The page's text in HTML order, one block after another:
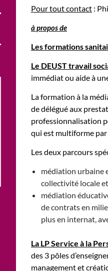
Pour tout contact :
à propos de
Les formations
Le DEUST travail
immédiat ou aide à
La formation à la
de délégué aux
professionnalisation
qui est multiforme
Les deux parcours
médiation urbaine
collectivité locale
médiation
de contrats en
plus en internat,
La LP Service à la
des 3 pôles
management et